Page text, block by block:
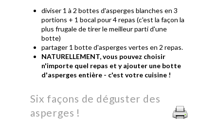
diviser 1 à 2 bottes d'asperges blanches en 3
portions + 1 bocal pour 4 repas (c'est la façon la
plus frugale de tirer le meilleur parti d'une
botte)
partager 1 botte d'asperges vertes en 2 repas.
NATURELLEMENT, vous pouvez choisir
n'importe quel repas et y ajouter une botte
d'asperges entière - c'est votre cuisine !
Six façons de déguster des
asperges !